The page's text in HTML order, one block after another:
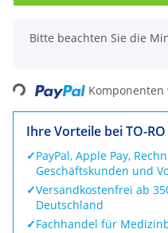
x
Bitte beachten Sie die
Loading... Komponenten
Ihre Vorteile bei TO-
✓PayPal, Apple Pay,
Geschäftskunden und
✓Versandkostenfrei ab
Deutschland
✓Fachhandel für